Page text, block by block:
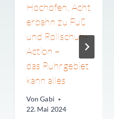
Hochofen, Acht
erbahn zu Fuß
und Rollschuh-
Action –
das Ruhrgebiet
kann alles
Von Gabi
22. Mai 2024